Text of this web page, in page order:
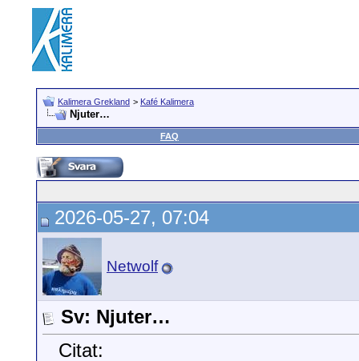
Kalimera Grekland > Kafé Kalimera
Njuter…
FAQ
2026-05-27, 07:04
Netwolf
Sv: Njuter…
Citat: